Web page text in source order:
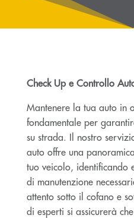
Check Up e Controllo
Mantenere la tua auto in
fondamentale per
su strada. Il nostro
auto offre una
tuo veicolo, identificando
di manutenzione
attento sotto il cofano e
di esperti si assicurerà